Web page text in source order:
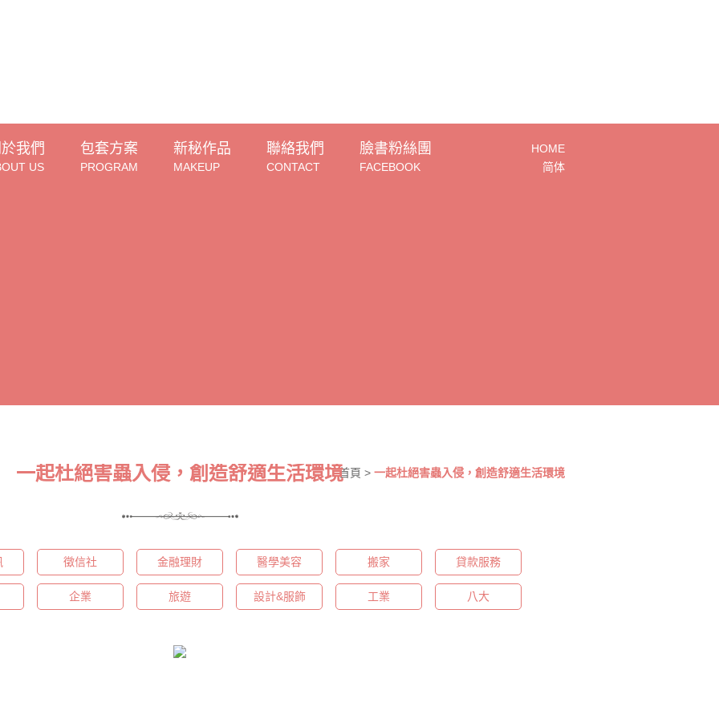
我們
US
包套方案
PROGRAM
新秘作品
MAKEUP
聯絡我們
CONTACT
臉書粉絲團
FACEBOOK
HOME
简体
首頁 > 一起杜絕害蟲入侵，創造舒適生活環境
一起杜絕害蟲入侵，創造舒適生活環境
徵信社 金融理財 醫學美容 搬家 貸款服務
企業 旅遊 設計&服飾 工業 八大